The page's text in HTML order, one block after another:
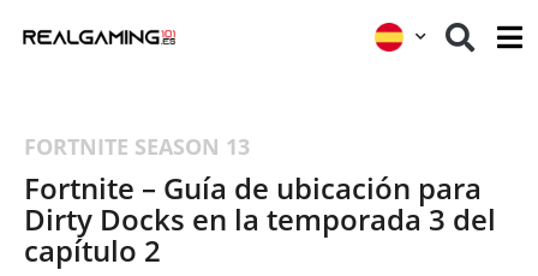
FORTNITE SEASON 13
Fortnite – Guía de ubicación para
Dirty Docks en la temporada 3 del
capítulo 2